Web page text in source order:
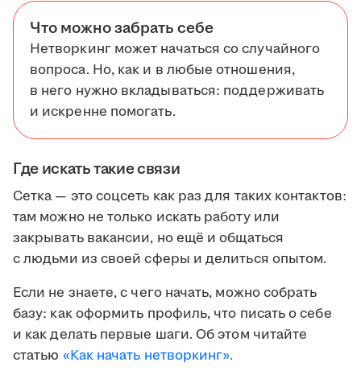
Что можно забрать себе
Нетворкинг может начаться со случайного
вопроса. Но, как и в любые отношения,
в него нужно вкладываться: поддерживать
и искренне помогать.
Где искать такие связи
Сетка — это соцсеть как раз для таких контактов:
там можно не только искать работу или
закрывать вакансии, но ещё и общаться
с людьми из своей сферы и делиться опытом.
Если не знаете, с чего начать, можно собрать
базу: как оформить профиль, что писать о себе
и как делать первые шаги. Об этом читайте
статью «Как начать нетворкинг».